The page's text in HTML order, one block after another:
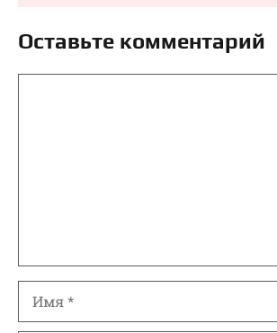
Оставьте комментарий